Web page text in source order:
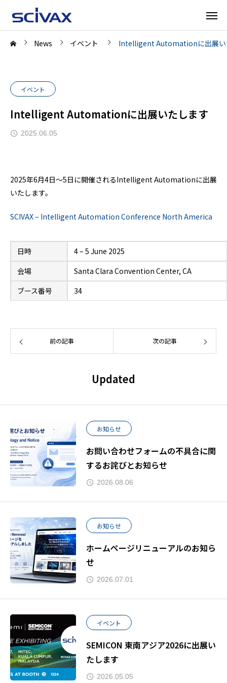
News イベント Intelligent Automationに出展い
イベント
Intelligent Automationに出展いたします
2025.06.05
2025年6月4日～5日に開催されるIntelligent Automationに出展
いたします。
SCIVAX – Intelligent Automation Conference North America
日時
4 – 5 June 2025
会場
Santa Clara Convention Center, CA
ブース番号
34
前の記事 次の記事
Updated
お知らせ
お問い合わせフォームの不具合に関
するお詫びとお知らせ
2026.08.06
お知らせ
ホームページリニューアルのお知ら
せ
2026.07.01
イベント
SEMICON 東南アジア2026に出展い
たします
2026.05.05